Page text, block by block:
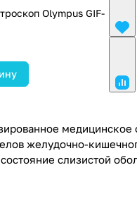
Olympus GIF-
желудочно-
слизистой